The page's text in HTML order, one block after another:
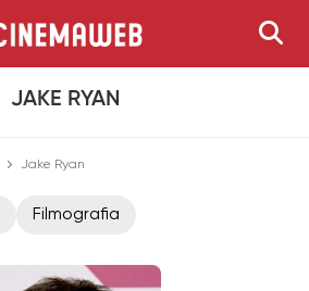
JAKE RYAN
Jake Ryan
Filmografia